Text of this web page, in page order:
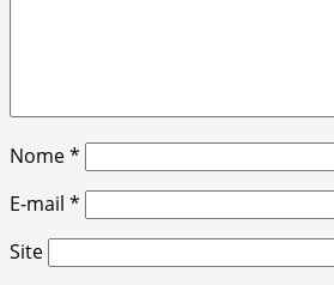
Nome*
E-mail *
Site